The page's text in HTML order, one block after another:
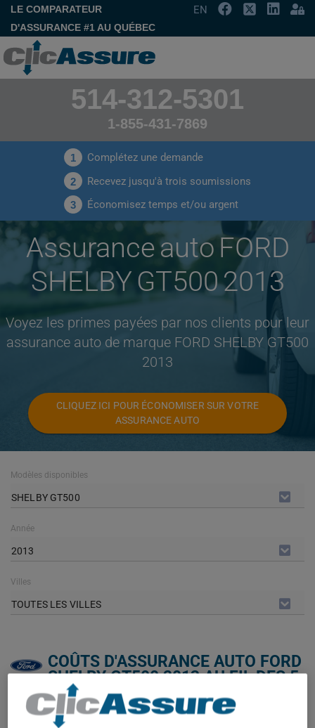
LE COMPARATEUR
D'ASSURANCE #1 AU QUÉBEC
EN
514-312-5301
1-855-431-7869
1 Complétez une demande
2 Recevez jusqu'à trois soumissions
3 Économisez temps et/ou argent
Assurance auto FORD
SHELBY GT500 2013
Voyez les primes payées par nos clients pour leur
assurance auto de marque FORD SHELBY GT500
2013
CLIQUEZ ICI POUR ÉCONOMISER SUR VOTRE
ASSURANCE AUTO
Modèles disponibles
SHELBY GT500
Année
2013
Villes
TOUTES LES VILLES
COÛTS D'ASSURANCE AUTO FORD
SHELBY GT500 2013 AU FIL DES 5
DERNIÈRES ANNÉES.